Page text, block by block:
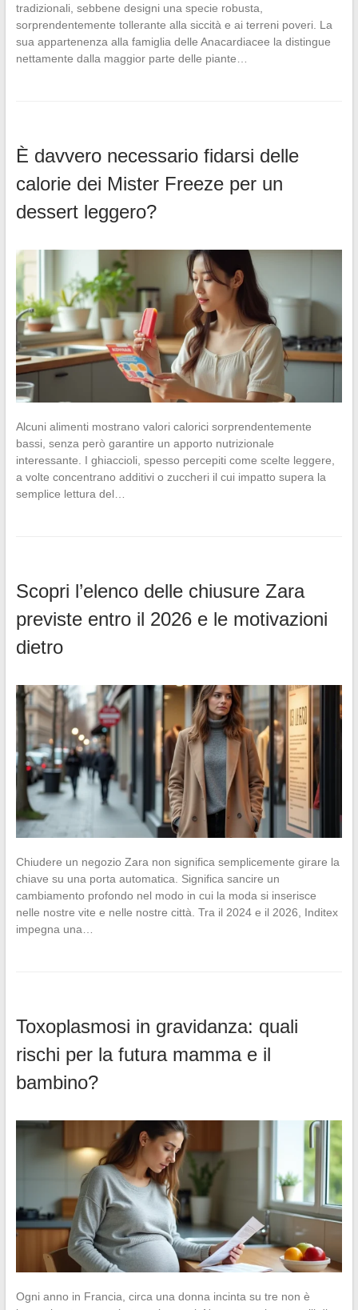
tradizionali, sebbene designi una specie robusta,
sorprendentemente tollerante alla siccità e ai terreni poveri. La
sua appartenenza alla famiglia delle Anacardiacee la distingue
nettamente dalla maggior parte delle piante…
È davvero necessario fidarsi delle
calorie dei Mister Freeze per un
dessert leggero?
Alcuni alimenti mostrano valori calorici sorprendentemente
bassi, senza però garantire un apporto nutrizionale
interessante. I ghiaccioli, spesso percepiti come scelte leggere,
a volte concentrano additivi o zuccheri il cui impatto supera la
semplice lettura del…
Scopri l’elenco delle chiusure Zara
previste entro il 2026 e le motivazioni
dietro
Chiudere un negozio Zara non significa semplicemente girare la
chiave su una porta automatica. Significa sancire un
cambiamento profondo nel modo in cui la moda si inserisce
nelle nostre vite e nelle nostre città. Tra il 2024 e il 2026, Inditex
impegna una…
Toxoplasmosi in gravidanza: quali
rischi per la futura mamma e il
bambino?
Ogni anno in Francia, circa una donna incinta su tre non è